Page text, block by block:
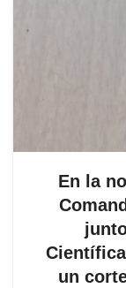
En la
un